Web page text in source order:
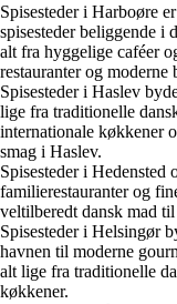
Spisesteder i Harboøre
spisesteder beliggende i
alt fra hyggelige caféer
restauranter og moderne
Spisesteder i Haslev
lige fra traditionelle
internationale køkkener
smag i Haslev.
Spisesteder i Hedensted
familierestauranter og
veltilberedt dansk mad
Spisesteder i Helsingør
havnen til moderne
alt lige fra traditionelle
køkkener.